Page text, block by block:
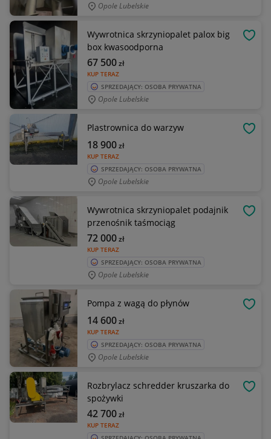
Opole Lubelskie
Wywrotnica skrzyniopalet palox big
box kwasoodporna
KUP TERAZ
67 500zł
SPRZEDAJĄCY: OSOBA PRYWATNA
Opole Lubelskie
Plastrownica do warzyw
KUP TERAZ
18 900zł
SPRZEDAJĄCY: OSOBA PRYWATNA
Opole Lubelskie
Wywrotnica skrzyniopalet podajnik
przenośnik taśmociąg
KUP TERAZ
72 000zł
SPRZEDAJĄCY: OSOBA PRYWATNA
Opole Lubelskie
Pompa z wagą do płynów
KUP TERAZ
14 600zł
SPRZEDAJĄCY: OSOBA PRYWATNA
Opole Lubelskie
Rozbrylacz schredder kruszarka do
spożywki
KUP TERAZ
42 700zł